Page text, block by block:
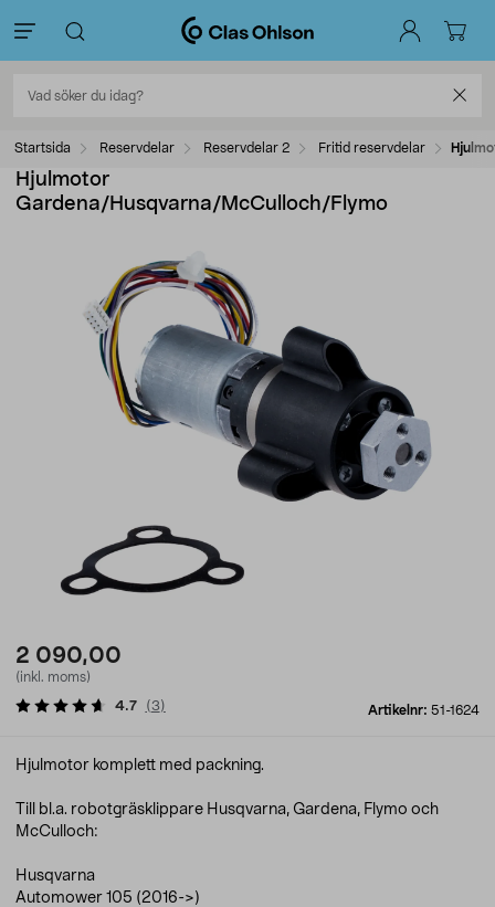
Startsida Reservdelar Reservdelar 2 Fritid reservdelar
Hjulmotor
Gardena/Husqvarna/McCulloch/Flymo
2 090,00
(inkl. moms)
Artikelnr: 51-1624
4.7 (3)
Hjulmotor komplett med packning.
Till bl.a. robotgräsklippare Husqvarna, Gardena, Flymo och
McCulloch:
Husqvarna
Automower 105 (2016->)